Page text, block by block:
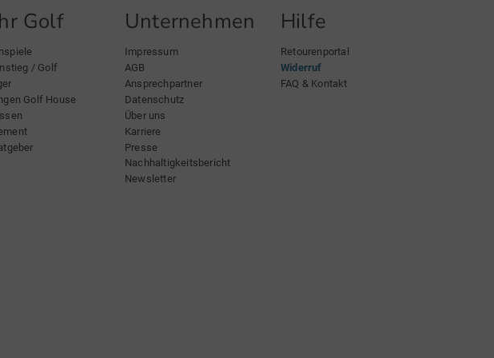
Golf
/ Golf
Golf House
Unternehmen
Impressum
AGB
Ansprechpartner
Datenschutz
Über uns
Karriere
Presse
Nachhaltigkeitsbericht
Newsletter
Hilfe
Retourenportal
Widerruf
FAQ & Kontakt